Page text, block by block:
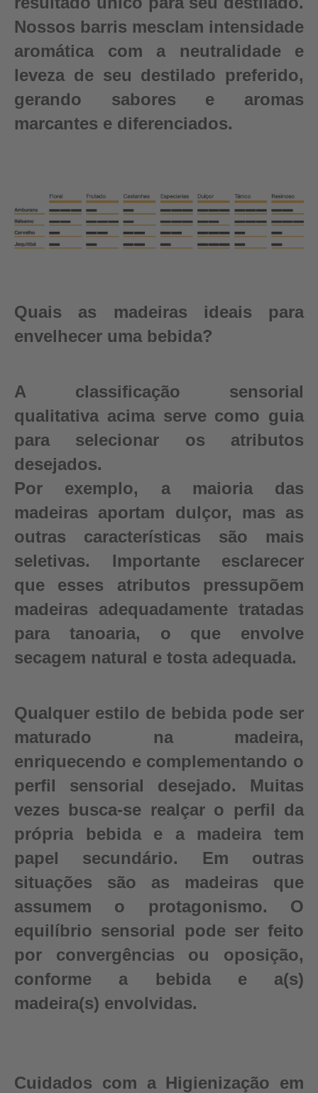
Nossos barris mesclam intensidade
aromática com a neutralidade e
leveza de seu destilado preferido,
gerando sabores e aromas
marcantes e diferenciados.
Quais as madeiras ideais para
envelhecer uma bebida?
A classificação sensorial
qualitativa acima serve como guia
para selecionar os atributos
desejados.
Por exemplo, a maioria das
madeiras aportam dulçor, mas as
outras características são mais
seletivas. Importante esclarecer
que esses atributos pressupõem
madeiras adequadamente tratadas
para tanoaria, o que envolve
secagem natural e tosta adequada.
Qualquer estilo de bebida pode ser
maturado na madeira,
enriquecendo e complementando o
perfil sensorial desejado. Muitas
vezes busca-se realçar o perfil da
própria bebida e a madeira tem
papel secundário. Em outras
situações são as madeiras que
assumem o protagonismo. O
equilíbrio sensorial pode ser feito
por convergências ou oposição,
conforme a bebida e a(s)
madeira(s) envolvidas.
Cuidados com a Higienização em